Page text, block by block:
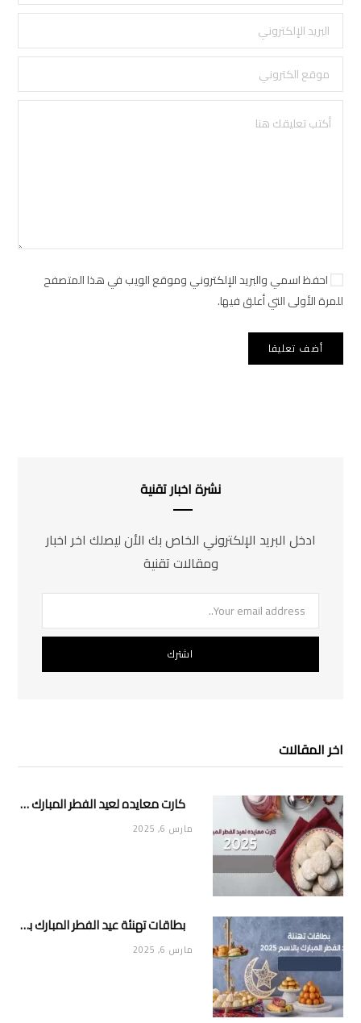
احفظ اسمي والبريد الإلكتروني وموقع الويب في هذا المتصفح
للمرة الأولى التي أعلق فيها.
نشرة اخبار تقنية
ادخل البريد الإلكتروني الخاص بك الأن ليصلك اخر اخبار
ومقالات تقنية
اخر المقالات
كارت معايده لعيد الفطر المبارك 2025
مارس 6, 2025
بطاقات تهنئة عيد الفطر المبارك بالاسم 2025
مارس 6, 2025